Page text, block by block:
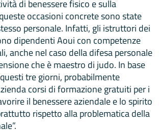
di benessere fisico e sulla
occasioni concrete sono state
personale. Infatti, gli istruttori dei
dipendenti Aoui con competenze
anche nel caso della difesa personale
che è maestro di judo. In base
tre giorni, probabilmente
corsi di formazione gratuiti per i
il benessere aziendale e lo spirito
rispetto alla problematica della